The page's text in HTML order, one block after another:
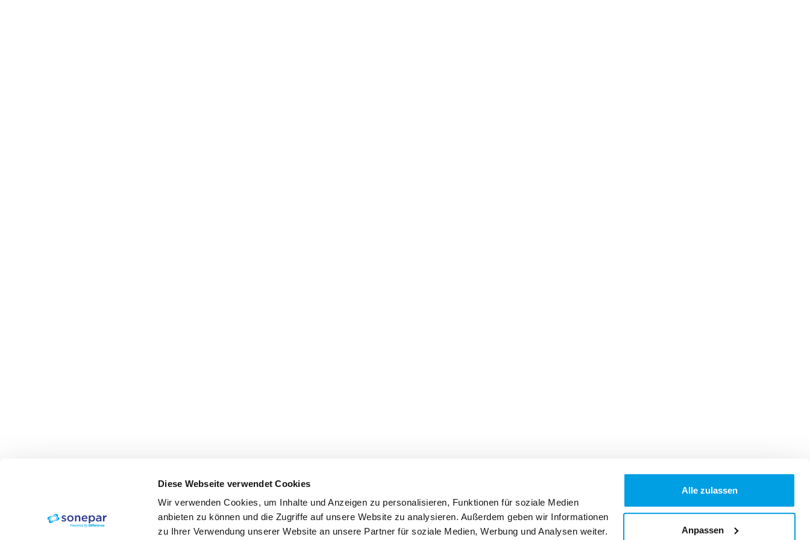
Diese Webseite verwendet Cookies
Wir verwenden Cookies, um Inhalte und Anzeigen zu personalisieren, Funktionen für soziale Medien
anbieten zu können und die Zugriffe auf unsere Website zu analysieren. Außerdem geben wir Informationen
zu Ihrer Verwendung unserer Website an unsere Partner für soziale Medien, Werbung und Analysen weiter.
Alle zulassen
Anpassen